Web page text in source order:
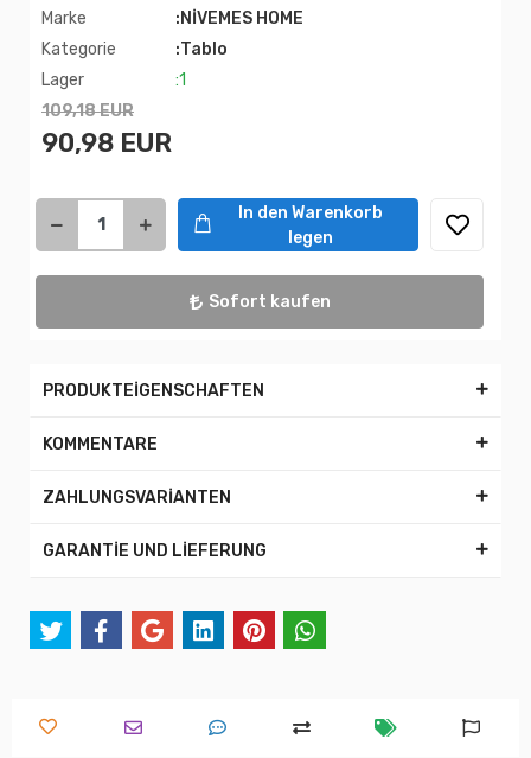
Marke
:NİVEMES HOME
Kategorie
:Tablo
Lager
:1
109,18 EUR
90,98 EUR
In den Warenkorb
legen
Sofort kaufen
PRODUKTEİGENSCHAFTEN
KOMMENTARE
ZAHLUNGSVARİANTEN
GARANTİE UND LİEFERUNG